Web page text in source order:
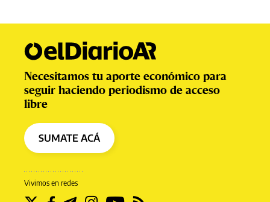
Vivimos en redes
Necesitamos tu aporte económico para
seguir haciendo periodismo de acceso
libre
SUMATE ACÁ